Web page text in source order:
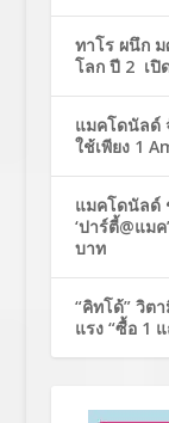
ทาโร ผนึก
โลก ปี 2 เปิ
แมคโดนัลด์
ใช้เพียง 1
แมคโดนัลด์
‘ปาร์ตี้@แม
บาท
“คิทโด้” วิต
แรง “ซื้อ 1